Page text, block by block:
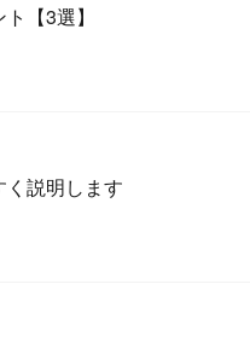
【3選】
く説明します